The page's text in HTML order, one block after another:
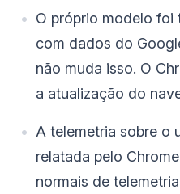
O próprio modelo foi
com dados do
não muda isso. O
a atualização do
A telemetria sobre o
relatada pelo
normais de